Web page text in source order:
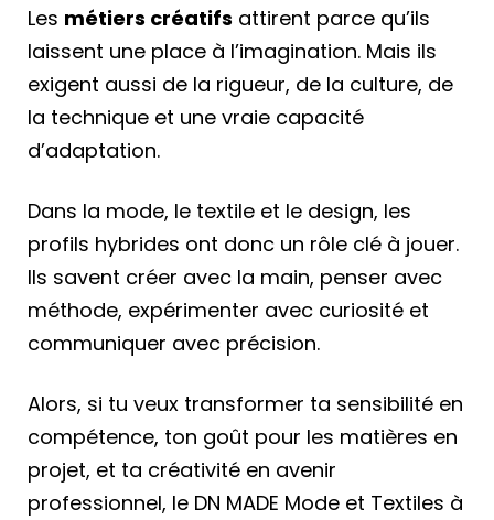
Les métiers créatifs attirent parce qu’ils
laissent une place à l’imagination. Mais ils
exigent aussi de la rigueur, de la culture, de
la technique et une vraie capacité
d’adaptation.
Dans la mode, le textile et le design, les
profils hybrides ont donc un rôle clé à jouer.
Ils savent créer avec la main, penser avec
méthode, expérimenter avec curiosité et
communiquer avec précision.
Alors, si tu veux transformer ta sensibilité en
compétence, ton goût pour les matières en
projet, et ta créativité en avenir
professionnel, le DN MADE Mode et Textiles à